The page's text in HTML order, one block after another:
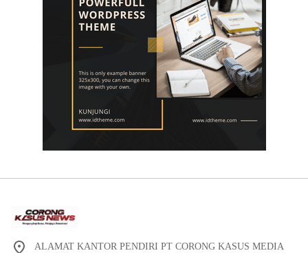
ALAMAT KANTOR PENDIRI PT CORONG KASUS MEDIA